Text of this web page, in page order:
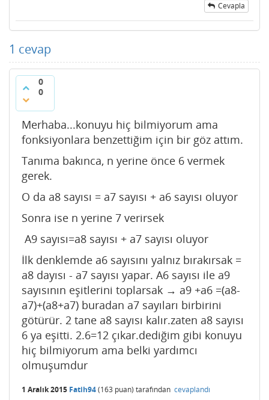
Cevapla
1 cevap
0
0
Merhaba...konuyu hiç bilmiyorum ama
fonksiyonlara benzettiğim için bir göz attım.
Tanıma bakınca, n yerine önce 6 vermek
gerek.
O da a8 sayısı = a7 sayısı + a6 sayısı oluyor
Sonra ise n yerine 7 verirsek
A9 sayısı=a8 sayısı + a7 sayısı oluyor
İlk denklemde a6 sayısını yalnız bırakırsak =
a8 dayısı - a7 sayısı yapar. A6 sayısı ile a9
sayısının eşitlerini toplarsak → a9 +a6 =(a8-
a7)+(a8+a7) buradan a7 sayıları birbirini
götürür. 2 tane a8 sayısı kalır.zaten a8 sayısı
6 ya eşitti. 2.6=12 çıkar.dediğim gibi konuyu
hiç bilmiyorum ama belki yardımcı
olmuşumdur
1 Aralık 2015 Fatih94(163 puan) tarafından cevaplandı